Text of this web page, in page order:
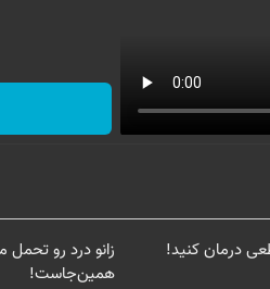
درمان کنید!
زانو درد رو
همین‌جاست!